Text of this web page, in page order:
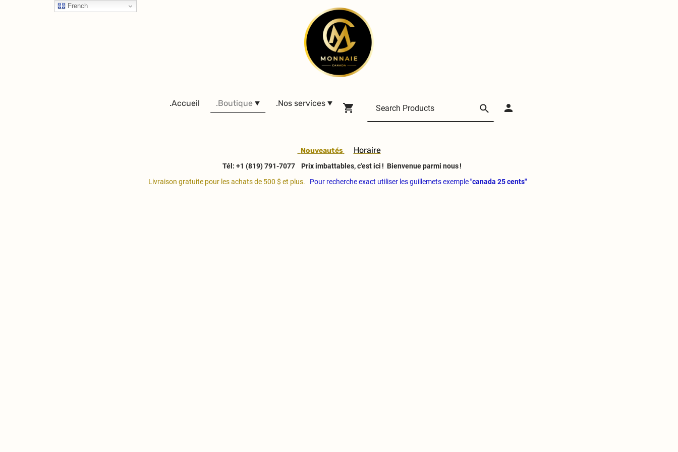
.Accueil .Boutique .Nos services
Nouveautés Horaire
Tél: +1 (819) 791-7077
Prix imbattables, c'est ici ! Bienvenue parmi nous !
Livraison gratuite pour les achats de 500 $ et plus.
Pour recherche exact utiliser les guillemets exemple"canada 25 cents"
French